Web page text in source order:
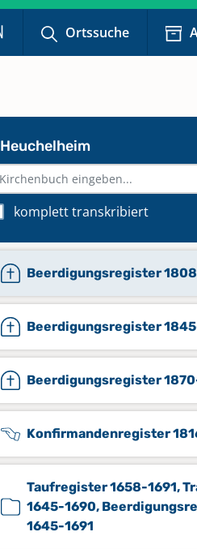
Ortssuche
Heuchelheim
komplett transkribiert
Beerdigungsregister
Beerdigungsregister
Beerdigungsregister
Konfirmandenregister
Taufregister 1658-1691,
1645-1690,
1645-1691